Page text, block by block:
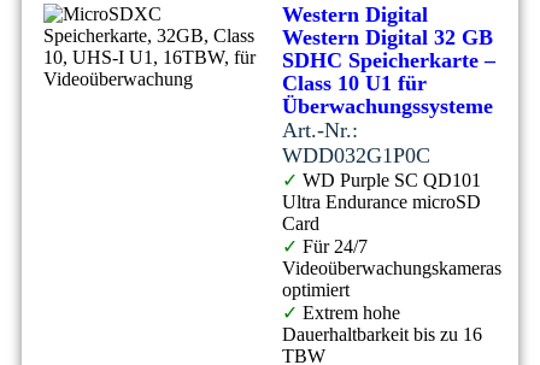
Western Digital
Western Digital 32 GB
SDHC Speicherkarte –
Class 10 U1 für
Überwachungssysteme
Art.-Nr.:
WDD032G1P0C
✓ WD Purple SC QD101
Ultra Endurance microSD
Card
✓ Für 24/7
Videoüberwachungskameras
optimiert
✓ Extrem hohe
Dauerhaltbarkeit bis zu 16
TBW